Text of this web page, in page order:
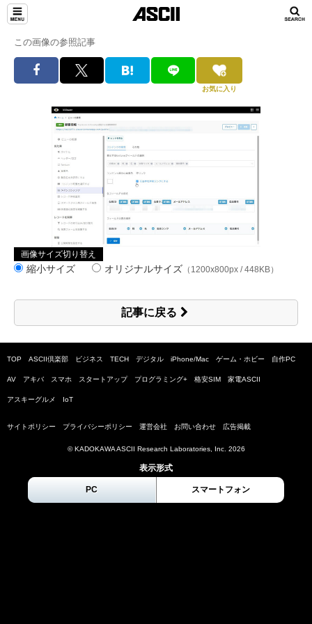
この画像の参照記事
お気に入り
画像サイズ切り替え
縮小サイズ オリジナルサイズ （1200x800px / 448KB）
記事に戻る
TOP ASCII倶楽部 ビジネス TECH デジタル iPhone/Mac ゲーム・ホビー 自作PC
AV アキバ スマホ スタートアップ プログラミング+ 格安SIM 家電ASCII
アスキーグルメ IoT
サイトポリシー プライバシーポリシー 運営会社 お問い合わせ 広告掲載
© KADOKAWA ASCII Research Laboratories, Inc. 2026
表示形式
PC スマートフォン